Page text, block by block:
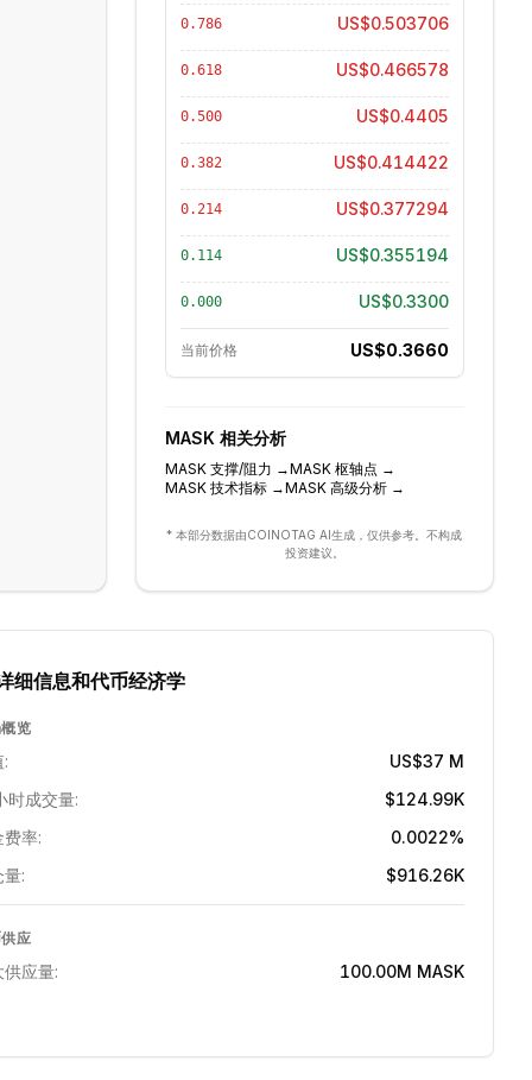
0.786 US$0.503706
0.618 US$0.466578
0.500 US$0.4405
0.382 US$0.414422
0.214 US$0.377294
0.114 US$0.355194
0.000 US$0.3300
当前价格 US$0.3660
MASK 相关分析
MASK 支撑/阻力 →MASK 枢轴点 →
MASK 技术指标→MASK 高级分析→
* 本部分数据由COINOTAG AI生成，仅供参考。不构成
投资建议。
细信息和代币经济学
览
US$37 M
时成交量:
$124.99K
率:
0.0022%
:
$916.26K
应
供应量: 100.00M MASK